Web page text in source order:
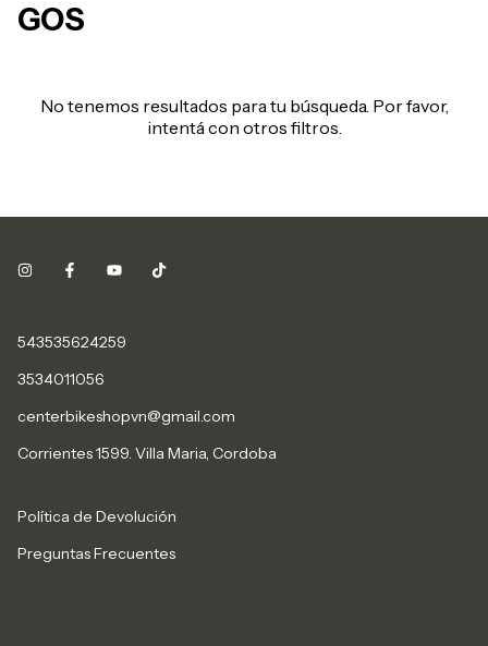
GOS
No tenemos resultados para tu búsqueda. Por favor,
intentá con otros filtros.
543535624259
3534011056
centerbikeshopvn@gmail.com
Corrientes 1599. Villa Maria, Cordoba
Política de Devolución
Preguntas Frecuentes